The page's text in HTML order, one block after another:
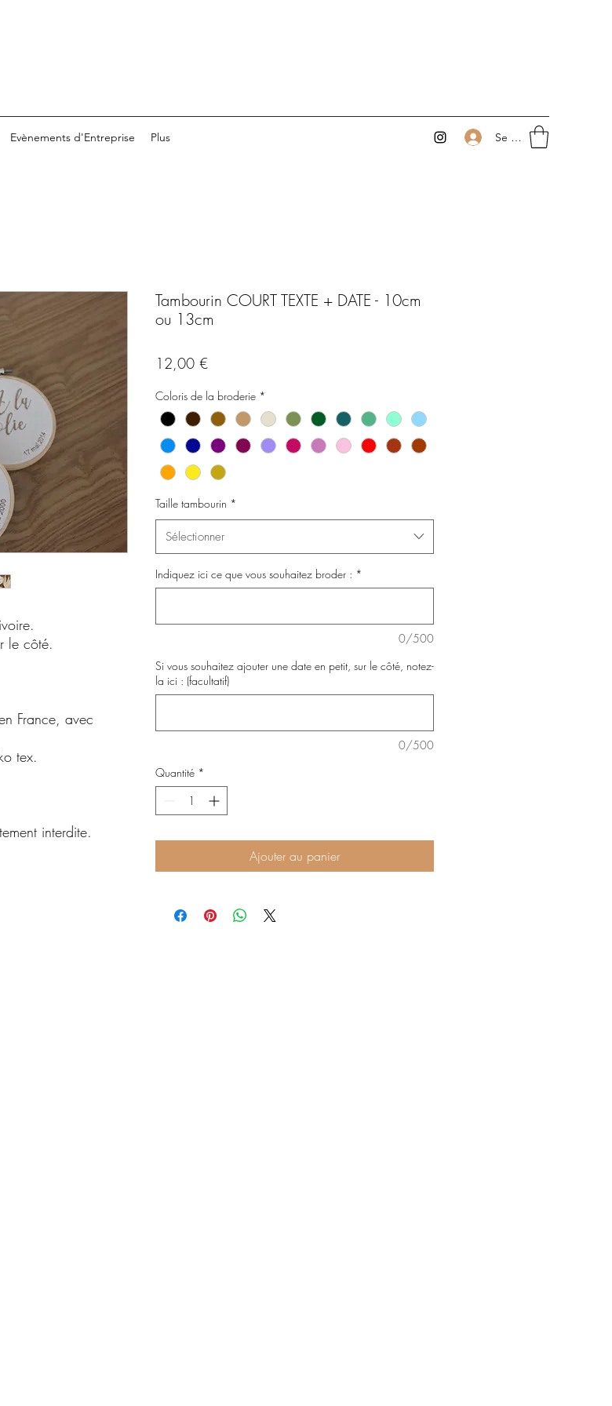
Evènements d'Entreprise Plus Se connecter
le côté.
France, avec
tex.
interdite.
Tambourin COURT TEXTE + DATE - 10cm
ou 13cm
12,00 €
Coloris de la broderie *
Taille tambourin *
Sélectionner
Indiquez ici ce que vous souhaitez broder : *
0/500
Si vous souhaitez ajouter une date en petit, sur le côté, notez-
la ici : (facultatif)
0/500
Quantité *
Ajouter au panier